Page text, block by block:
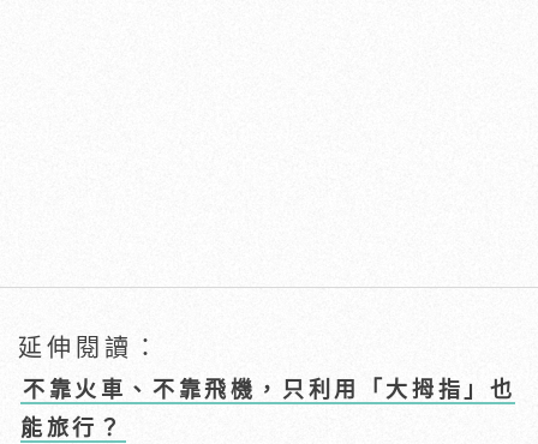
延伸閱讀：
不靠火車、不靠飛機，只利用「大拇指」也
能旅行？